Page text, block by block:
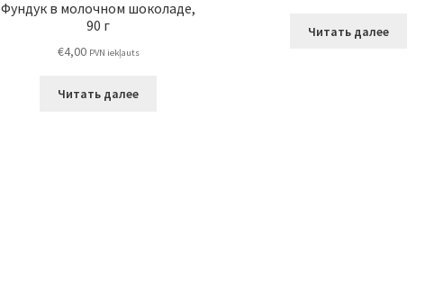
Фундук в молочном шоколаде,
90 г
€4,00 PVN iekļauts
Читать далее
Читать далее